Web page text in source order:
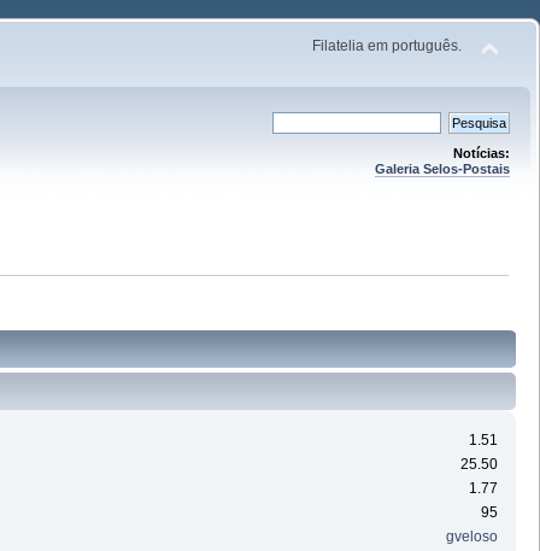
Filatelia em português.
Notícias:
Galeria Selos-Postais
1.51
25.50
1.77
95
gveloso